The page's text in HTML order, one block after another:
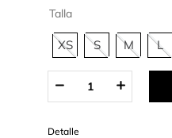
Talla
XS S M L
Detalle